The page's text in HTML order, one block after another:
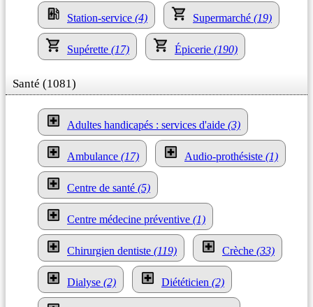
Station-service (4) Supermarché (19)
Supérette (17) Épicerie (190)
Santé (1081)
Adultes handicapés : services d'aide (3)
Ambulance (17) Audio-prothésiste (1)
Centre de santé (5)
Centre médecine préventive (1)
Chirurgien dentiste (119) Crèche (33)
Dialyse (2) Diététicien (2)